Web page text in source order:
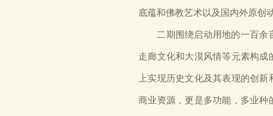
底蕴和佛教艺术以及国内外原创
二期围绕启动用地的一百余亩
走廊文化和大漠风情等元素构
上实现历史文化及其表现的创
商业资源，更是多功能，多业